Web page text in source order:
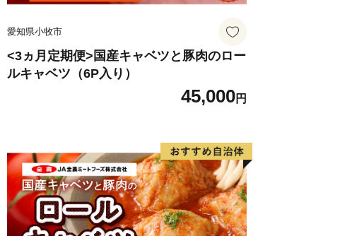
愛知県小牧市
<3ヵ月定期便>国産キャベツと豚肉のロー
ルキャベツ（6P入り）
45,000円